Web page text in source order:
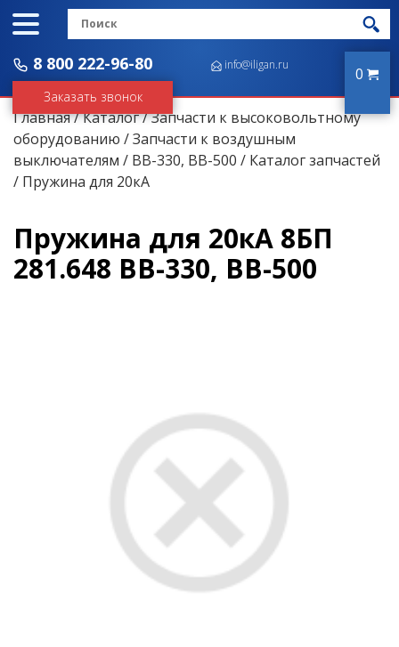
8 800 222-96-80
Заказать звонок
info@iligan.ru 0
Главная/Каталог/Запчасти к высоковольтному
оборудованию /Запчасти к воздушным
выключателям / ВВ-330, ВВ-500 / Каталог запчастей
/ Пружина для 20кА
Пружина для 20кА 8БП
281.648 ВВ-330, ВВ-500